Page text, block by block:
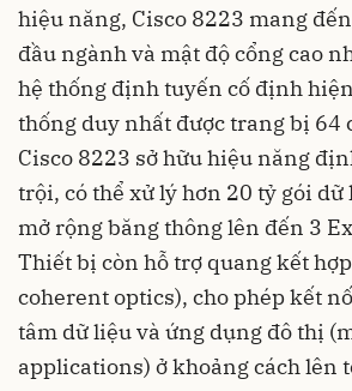
hiệu năng, Cisco 8223 mang
đầu ngành và mật độ cổng cao
hệ thống định tuyến cố định
thống duy nhất được trang bị 64
Cisco 8223 sở hữu hiệu năng
trội, có thể xử lý hơn 20 tỷ gói
mở rộng băng thông lên đến 3
Thiết bị còn hỗ trợ quang kết
coherent optics), cho phép kết
tâm dữ liệu và ứng dụng đô thị
applications) ở khoảng cách lên